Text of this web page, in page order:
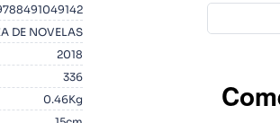
DE NOVELAS
2018
336
0.46Kg
sus
que la